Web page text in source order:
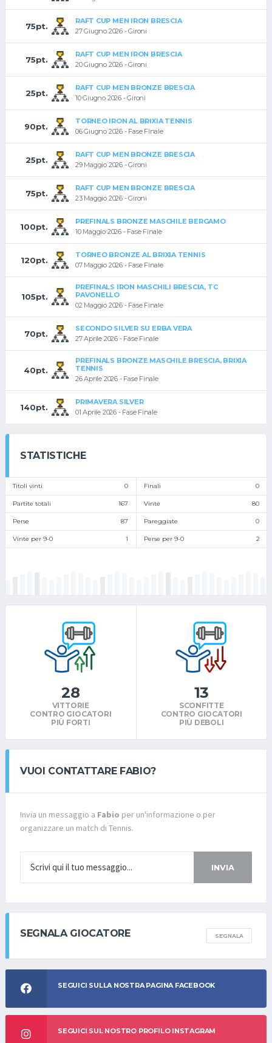
75pt.
RAFT CUP MEN IRON BRESCIA
27 Giugno 2026 - Gironi
75pt.
RAFT CUP MEN IRON BRESCIA
20 Giugno 2026 - Gironi
25pt.
RAFT CUP MEN BRONZE BRESCIA
10 Giugno 2026 - Gironi
90pt.
TORNEO IRON AL BRIXIA TENNIS
06 Giugno 2026 - Fase Finale
25pt.
RAFT CUP MEN BRONZE BRESCIA
29 Maggio 2026 - Gironi
75pt.
RAFT CUP MEN BRONZE BRESCIA
23 Maggio 2026 - Gironi
100pt.
PREFINALS BRONZE MASCHILE BERGAMO
10 Maggio 2026 - Fase Finale
120pt.
TORNEO BRONZE AL BRIXIA TENNIS
07 Maggio 2026 - Fase Finale
105pt.
PREFINALS IRON MASCHILI BRESCIA, TC
PAVONELLO
02 Maggio 2026 - Fase Finale
70pt.
SECONDO SILVER SU ERBA VERA
27 Aprile 2026 - Fase Finale
40pt.
PREFINALS BRONZE MASCHILE BRESCIA, BRIXIA
TENNIS
26 Aprile 2026 - Fase Finale
140pt.
PRIMAVERA SILVER
01 Aprile 2026 - Fase Finale
STATISTICHE
Titoli vinti 0 Finali 0
Partite totali 167 Vinte 80
Perse 87 Pareggiate 0
Vinte per 9-0 1 Perse per 9-0 2
28
VITTORIE
CONTRO GIOCATORI
PIÙ FORTI
13
SCONFITTE
CONTRO GIOCATORI
PIÙ DEBOLI
VUOI CONTATTARE FABIO?
Invia un messaggio a Fabio per un'informazione o per
organizzare un match di Tennis.
INVIA
SEGNALA GIOCATORE SEGNALA
SEGUICI SULLA NOSTRA PAGINA FACEBOOK
SEGUICI SUL NOSTRO PROFILO INSTAGRAM